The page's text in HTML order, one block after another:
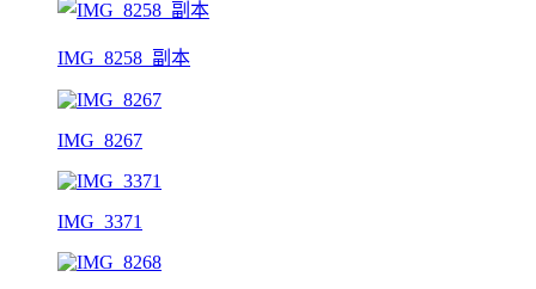
IMG_8258_副本
IMG_8267
IMG_3371